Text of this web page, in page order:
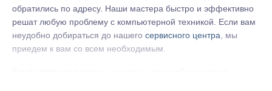
обратились по адресу. Наши мастера быстро и эффективно
решат любую проблему с компьютерной техникой. Если вам
неудобно добираться до нашего сервисного центра , мы
приедем к вам со всем необходимым.